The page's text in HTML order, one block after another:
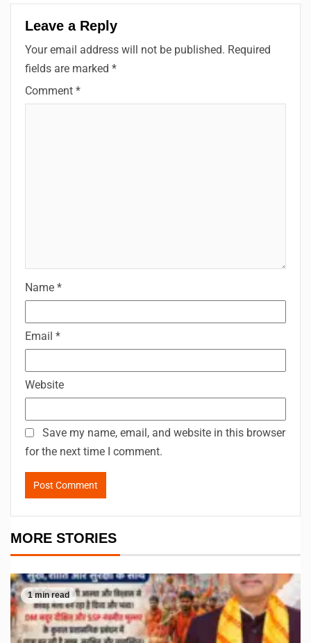
Leave a Reply
Your email address will not be published. Required
fields are marked *
Comment *
Name *
Email *
Website
Save my name, email, and website in this browser
for the next time I comment.
MORE STORIES
1 min read